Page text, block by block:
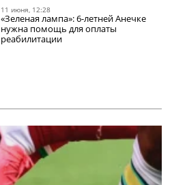
11 июня, 12:28
«Зеленая лампа»: 6-летней Анечке
нужна помощь для оплаты
реабилитации